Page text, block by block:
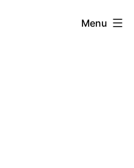
Menu